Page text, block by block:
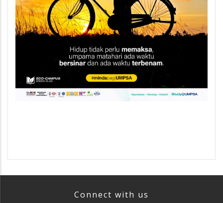
Connect with us